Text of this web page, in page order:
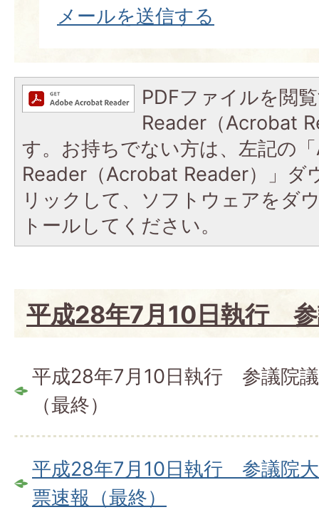
メールを送信する
PDFファイルを閲
Reader（Acrobat
す。お持ちでない方は、左記の
Reader（Acrobat Reader）」ダ
リックして、ソフトウェアをダ
トールしてください。
平成28年7月10日執行 参
平成28年7月10日執行 参議院
（最終）
平成28年7月10日執行 参議院
票速報（最終）